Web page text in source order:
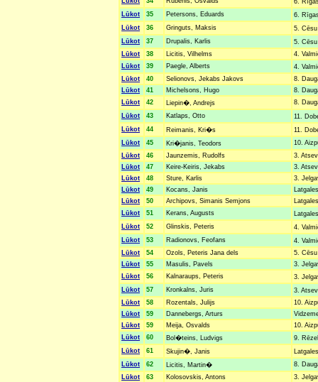
6.
Lūkot
35 Petersons, Eduards
6.
Lūkot
36 Gringuts, Maksis
5.
Lūkot
37 Drupalis, Karlis
5.
Lūkot
38 Licitis, Vilhelms
4.
Lūkot
39 Paegle, Alberts
4.
Lūkot
40 Selionovs, Jekabs Jakovs
8.
Lūkot
41 Michelsons, Hugo
8.
Lūkot
42 Liepin�, Andrejs
8.
Lūkot
43 Katlaps, Otto
11.
Lūkot
44 Reimanis, Kri�s
11.
Lūkot
45 Kri�janis, Teodors
10.
Lūkot
46 Jaunzemis, Rudolfs
3.
Lūkot
47 Keire-Keiris, Jekabs
3.
Lūkot
48 Sture, Karlis
3.
Lūkot
49 Kocans, Janis
Lūkot
50 Archipovs, Simanis Semjons
Lūkot
51 Kerans, Augusts
Lūkot
52 Glinskis, Peteris
4.
Lūkot
53 Radionovs, Feofans
4.
Lūkot
54 Ozols, Peteris Jana dels
5.
Lūkot
55 Masulis, Pavels
3.
Lūkot
56 Kalnaraups, Peteris
3.
Lūkot
57 Kronkalns, Juris
3.
Lūkot
58 Rozentals, Julijs
10.
Lūkot
59 Dannebergs, Arturs
Lūkot
59 Meija, Osvalds
10.
Lūkot
60 Bol�teins, Ludvigs
9.
Lūkot
61 Skujin�, Janis
Lūkot
62 Licitis, Martin�
8.
Lūkot
63 Kolosovskis, Antons
3.